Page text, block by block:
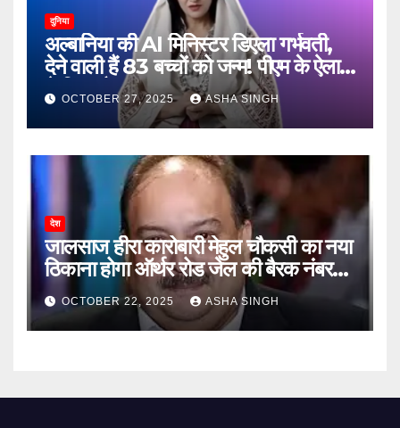
दुनिया
अल्बानिया की AI मिनिस्‍टर डिएला गर्भवती,
देने वाली हैं 83 बच्चों को जन्‍म! पीएम के ऐलान
ने किया हैरान
OCTOBER 27, 2025 ASHA SINGH
देश
जालसाज हीरा कारोबारी मेहुल चौकसी का नया
ठिकाना होगा ऑर्थर रोड जेल की बैरक नंबर
12OCTOBER 22, 2025 ASHA SINGH